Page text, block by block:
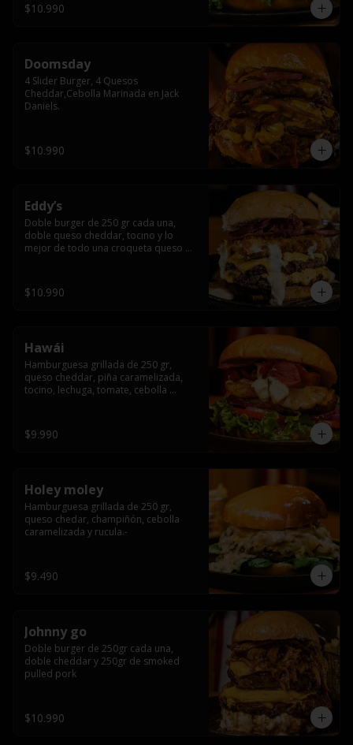
$10.990
Doomsday
4 Slider Burger, 4 Quesos
Cheddar,Cebolla Marinada en Jack
Daniels.
$10.990
Eddy’s
Doble burger de 250 gr cada una,
doble queso cheddar, tocino y lo
mejor de todo una croqueta queso
$10.990
Hawái
Hamburguesa grillada de 250 gr,
queso cheddar, piña caramelizada,
tocino, lechuga, tomate, cebolla
$9.990
Holey moley
Hamburguesa grillada de 250 gr,
queso chedar, champiñón, cebolla
caramelizada y rucula.-
$9.490
Johnny go
Doble burger de 250gr cada una,
doble cheddar y 250gr de smoked
pulled pork
$10.990